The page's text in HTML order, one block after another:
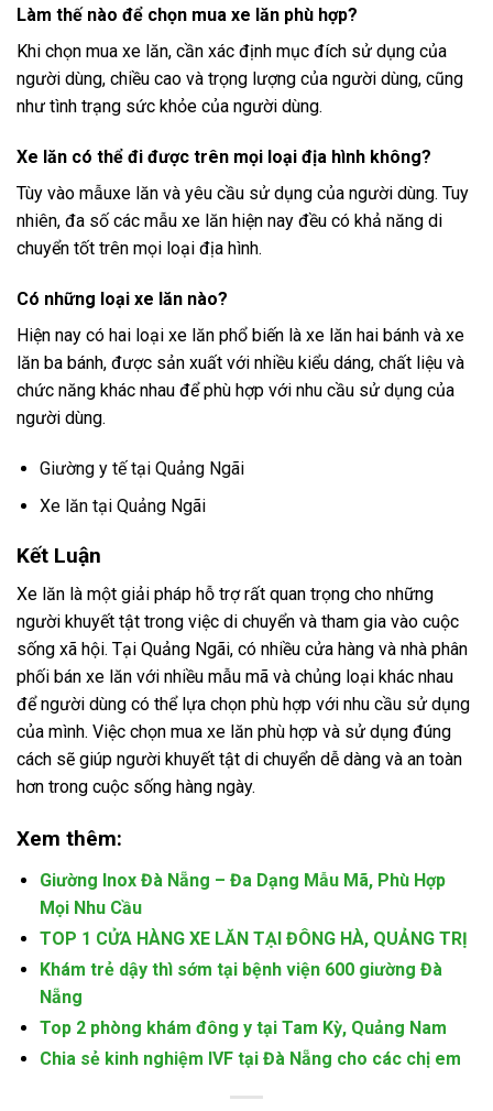
Làm thế nào để chọn mua xe lăn phù hợp?
Khi chọn mua xe lăn, cần xác định mục đích sử dụng của
người dùng, chiều cao và trọng lượng của người dùng, cũng
như tình trạng sức khỏe của người dùng.
Xe lăn có thể đi được trên mọi loại địa hình không?
Tùy vào mẫuxe lăn và yêu cầu sử dụng của người dùng. Tuy
nhiên, đa số các mẫu xe lăn hiện nay đều có khả năng di
chuyển tốt trên mọi loại địa hình.
Có những loại xe lăn nào?
Hiện nay có hai loại xe lăn phổ biến là xe lăn hai bánh và xe
lăn ba bánh, được sản xuất với nhiều kiểu dáng, chất liệu và
chức năng khác nhau để phù hợp với nhu cầu sử dụng của
người dùng.
Giường y tế tại Quảng Ngãi
Xe lăn tại Quảng Ngãi
Kết Luận
Xe lăn là một giải pháp hỗ trợ rất quan trọng cho những
người khuyết tật trong việc di chuyển và tham gia vào cuộc
sống xã hội. Tại Quảng Ngãi, có nhiều cửa hàng và nhà phân
phối bán xe lăn với nhiều mẫu mã và chủng loại khác nhau
để người dùng có thể lựa chọn phù hợp với nhu cầu sử dụng
của mình. Việc chọn mua xe lăn phù hợp và sử dụng đúng
cách sẽ giúp người khuyết tật di chuyển dễ dàng và an toàn
hơn trong cuộc sống hàng ngày.
Xem thêm:
Giường Inox Đà Nẵng – Đa Dạng Mẫu Mã, Phù Hợp
Mọi Nhu Cầu
TOP 1 CỬA HÀNG XE LĂN TẠI ĐÔNG HÀ, QUẢNG TRỊ
Khám trẻ dậy thì sớm tại bệnh viện 600 giường Đà
Nẵng
Top 2 phòng khám đông y tại Tam Kỳ, Quảng Nam
Chia sẻ kinh nghiệm IVF tại Đà Nẵng cho các chị em